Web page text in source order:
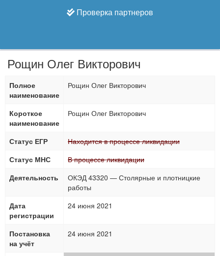
Проверка партнеров
Рощин Олег Викторович
Полное
наименование
Рощин Олег Викторович
Короткое
наименование
Рощин Олег Викторович
Статус ЕГР
Находится в процессе ликвидации
Статус МНС
В процессе ликвидации
Деятельность
ОКЭД 43320 — Столярные и плотницкие
работы
Дата
регистрации
24 июня 2021
Постановка
на учёт
24 июня 2021